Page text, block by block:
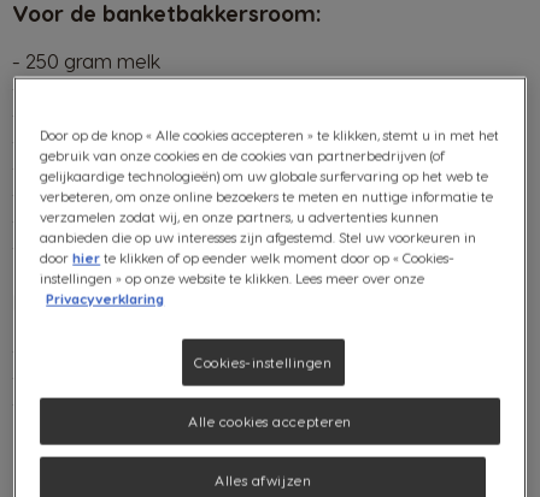
Voor de banketbakkersroom:
- 250 gram melk
- 1 vanillestok
- 65 gram suiker
- 3 eierdooiers
- 30 gram boter
- 1 blaadje gelatine
- 50 gram NESCAFÉ Dolce Gusto Café au Lait
Banaan in NESCAFÉ Dolce Gusto Café au Lait:
- 1 banaan
Benodigdheden
Door op de knop « Alle cookies accepteren » te klikken, stemt u in met het
gebruik van onze cookies en de cookies van partnerbedrijven (of
gelijkaardige technologieën) om uw globale surfervaring op het web te
verbeteren, om onze online bezoekers te meten en nuttige informatie te
verzamelen zodat wij, en onze partners, u advertenties kunnen
aanbieden die op uw interesses zijn afgestemd. Stel uw voorkeuren in
doorhier te klikken of op eender welk moment door op « Cookies-
instellingen » op onze website te klikken. Lees meer over onze
Privacyverklaring
Cookies-instellingen
Alles afwijzen
Alle cookies accepteren